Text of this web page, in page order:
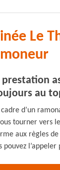
Le
au
d’un
tourner vers
aux règles